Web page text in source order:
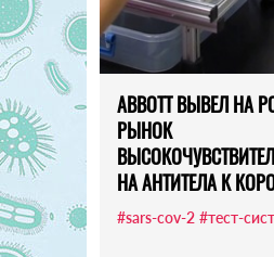
ABBOTT ВЫВЕЛ НА
РЫНОК
НА АНТИТЕЛА К
#sars-cov-2 #тест-